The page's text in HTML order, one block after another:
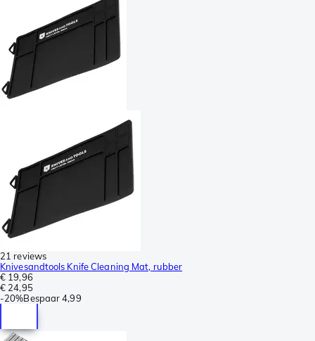
21 reviews
Knivesandtools Knife Cleaning Mat, rubber
€ 19,96
€ 24,95
-20%Bespaar 4,99